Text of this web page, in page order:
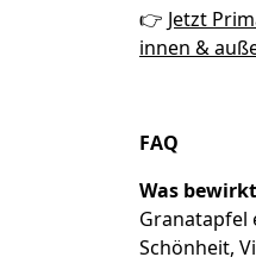
👉 Jetzt
innen &
FAQ
Was
Granatapfel
Schönheit,